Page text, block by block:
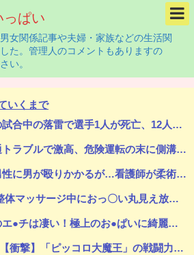
っぱい
女関係記事や夫婦・家族などの生活関
た。管理人のコメントもありますの
い。
いくまで
の落雷で選手1人が死亡、12人が負傷した事故。
高、危険運転の末に側溝へ転落 車は大破、男に重い法的責任も
男が殴りかかるが…看護師が柔術使いだった
おっ〇い丸見え放送事故！オカズにされてシコられまくるｗｗｗ
い！極上のお●ぱいに綺麗な体の無防備な姿はエ□ぃ！
大魔王」の戦闘力がヤバすぎるｗｗｗｗもしかしてナメック星人は…